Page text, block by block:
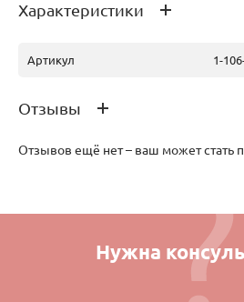
Характеристики
Артикул 1-
Отзывы
Отзывов ещё нет – ваш может стать
Нужна